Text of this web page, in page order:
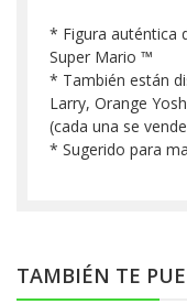
* Figura auténtica
Super Mario ™
* También están
Larry, Orange
(cada una se
* Sugerido para
TAMBIÉN TE